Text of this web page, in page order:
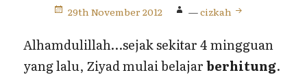
29th November 2012 —cizkah
Alhamdulillah…sejak sekitar 4 mingguan
yang lalu, Ziyad mulai belajarberhitung.